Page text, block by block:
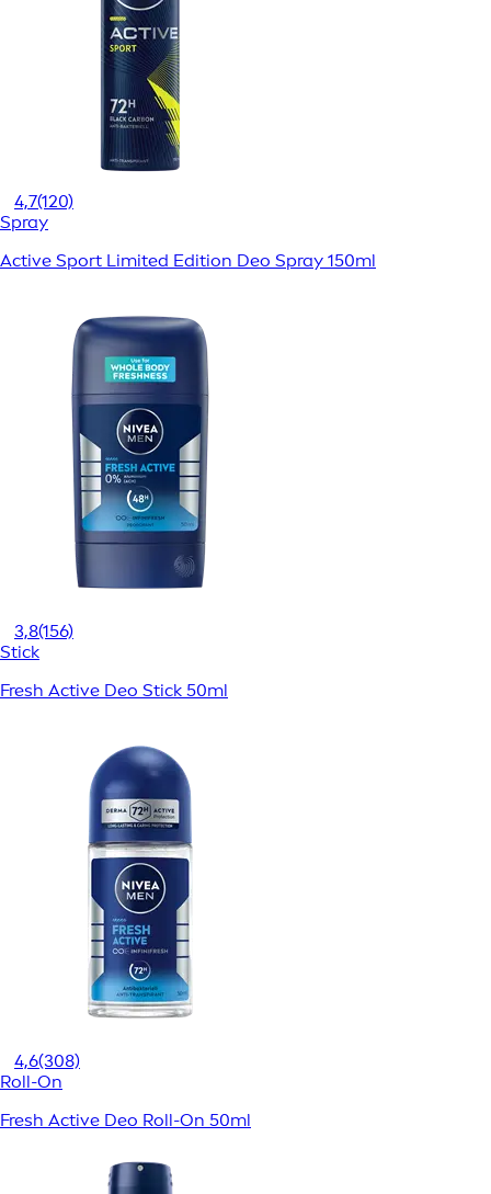
4,7(120)
Spray
Active Sport Limited Edition Deo Spray 150ml
3,8(156)
Stick
Fresh Active Deo Stick 50ml
4,6(308)
Roll-On
Fresh Active Deo Roll-On 50ml